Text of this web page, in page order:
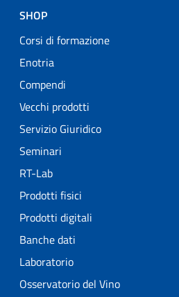
SHOP
Corsi di formazione
Enotria
Compendi
Vecchi prodotti
Servizio Giuridico
Seminari
RT-Lab
Prodotti fisici
Prodotti digitali
Banche dati
Laboratorio
Osservatorio del Vino